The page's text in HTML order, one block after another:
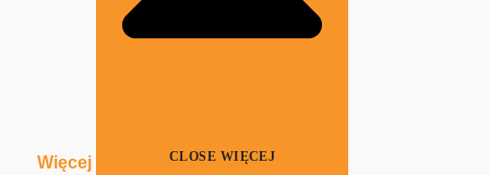
Więcej CLOSE WIĘCEJ